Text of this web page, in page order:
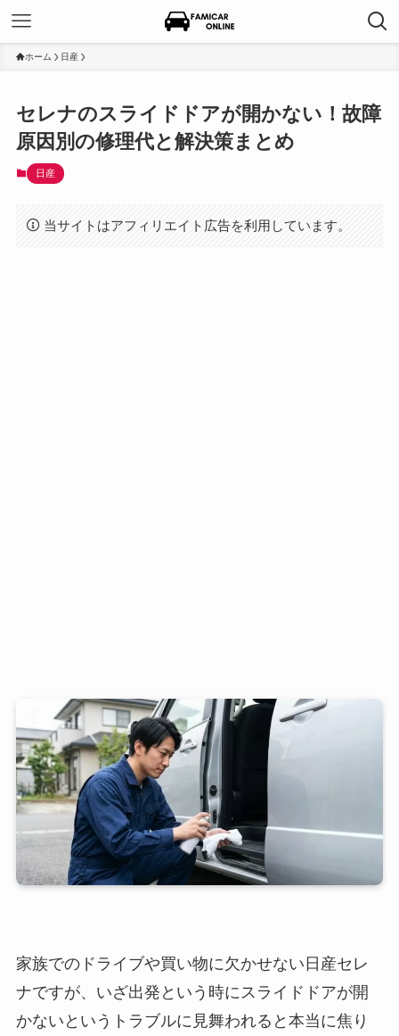
ホーム 日産
セレナのスライドドアが開かない！故障
原因別の修理代と解決策まとめ
日産
当サイトはアフィリエイト広告を利用しています。
家族でのドライブや買い物に欠かせない日産セレ
ナですが、いざ出発という時にスライドドアが開
かないというトラブルに見舞われると本当に焦り